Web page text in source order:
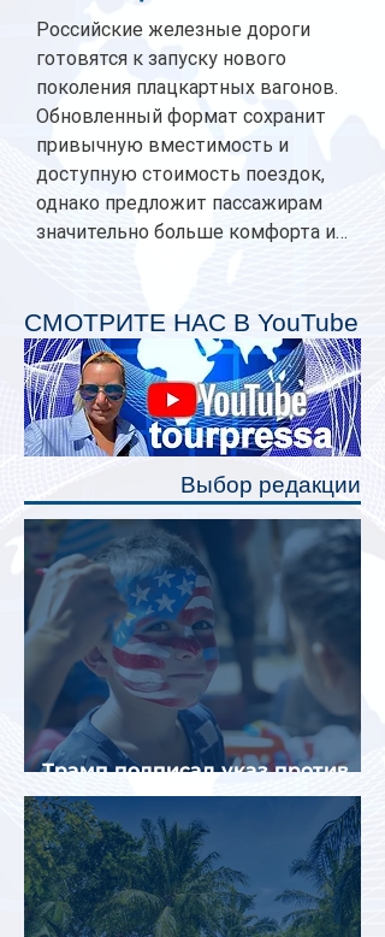
Российские железные дороги
готовятся к запуску нового
поколения плацкартных вагонов.
Обновленный формат сохранит
привычную вместимость и
доступную стоимость поездок,
однако предложит пассажирам
значительно больше комфорта и
планируется начать в 2027 году.
Одним из главных нововведений
станут индивидуальные шторки у
каждого спального места. Они
позволят пассажирам закрыть свою
полку во время сна или отдыха,
СМОТРИТЕ НАС В YouTube
Выбор редакции
Трамп подписал указ против
«родильного туризма» в США